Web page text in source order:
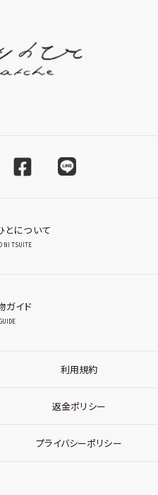
とについて
NI TSUITE
ガイド
利用規約
返金ポリシー
プライバシーポリシー